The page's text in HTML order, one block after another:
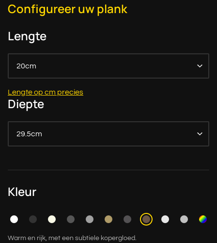
Configureer uw plank
Lengte
20cm
Lengte op cm precies
Diepte
29.5cm
Kleur
Warm en rijk, met een subtiele kopergloed.